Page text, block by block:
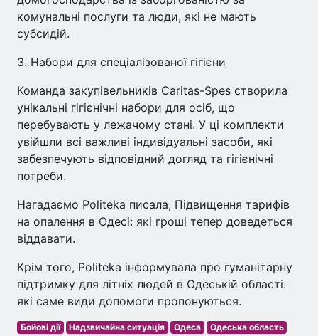
комунальні послуги та люди, які не мають
субсидій.
3. Набори для спеціалізованої гігієни
Команда закупівельників Caritas-Spes створила
унікальні гігієнічні набори для осіб, що
перебувають у лежачому стані. У ці комплекти
увійшли всі важливі індивідуальні засоби, які
забезпечують відповідний догляд та гігієнічні
потреби.
Нагадаємо Politeka писала, Підвищення тарифів
на опалення в Одесі: які гроші тепер доведеться
віддавати.
Крім того, Politeka інформувала про гуманітарну
підтримку для літніх людей в Одеській області:
які саме види допомоги пропонуються.
Бойові дії Надзвичайна ситуація Одеса
Одеська область